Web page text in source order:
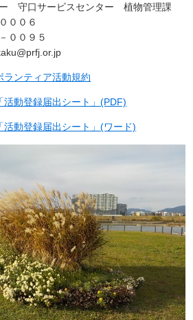
守口サービスセンター 植物管理課
００６
００９５
ランティア活動規約
動登録届出シート」(PDF)
動登録届出シート」(ワード)